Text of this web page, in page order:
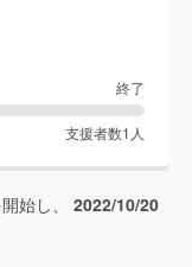
終了
支援者数1 人
始し、 2022/10/20